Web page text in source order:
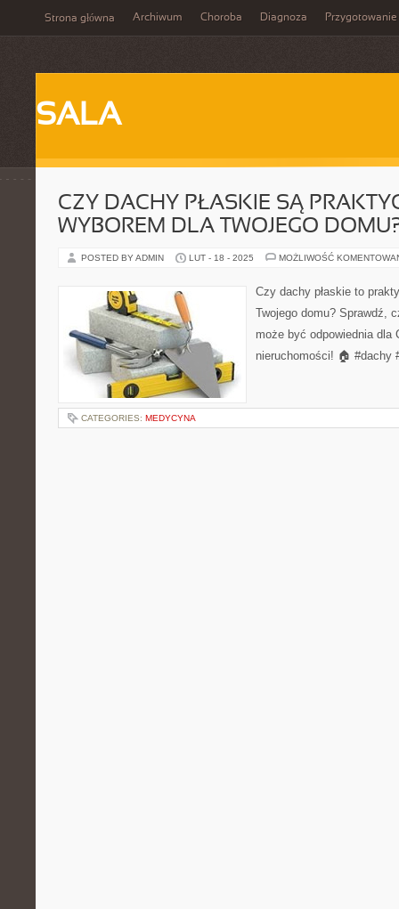
Strona główna Archiwum Choroba Diagnoza Przygotowanie
SALA
CZY DACHY PŁASKIE SĄ
WYBOREM DLA TWOJEGO
POSTED BY ADMIN LUT - 18 - 2025 MOŻLIWOŚĆ
Czy dachy płaskie to
Twojego domu? Sprawdź,
może być odpowiednia dla
nieruchomości! 🏠 #dachy
CATEGORIES: MEDYCYNA